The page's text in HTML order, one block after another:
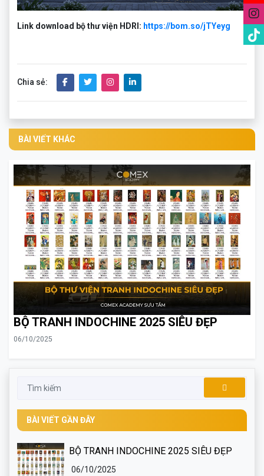
Link download bộ thư viện HDRI: https://bom.so/jTYeyg
Chia sẻ:
BÀI VIẾT KHÁC
BỘ TRANH INDOCHINE 2025 SIÊU ĐẸP
06/10/2025
BÀI VIẾT GẦN ĐÂY
BỘ TRANH INDOCHINE 2025 SIÊU ĐẸP
06/10/2025